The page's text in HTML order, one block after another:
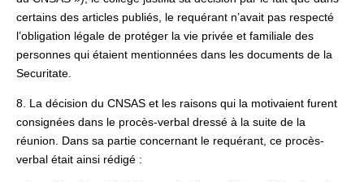
certains des articles publiés, le requérant n’avait pas respecté
l’obligation légale de protéger la vie privée et familiale des
personnes qui étaient mentionnées dans les documents de la
Securitate.
8. La décision du CNSAS et les raisons qui la motivaient furent
consignées dans le procès-verbal dressé à la suite de la
réunion. Dans sa partie concernant le requérant, ce procès-
verbal était ainsi rédigé :